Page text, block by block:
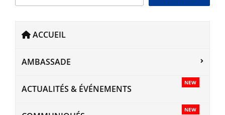
ACCUEIL
AMBASSADE
NEW
ACTUALITÉS & ÉVÉNEMENTS
NEW